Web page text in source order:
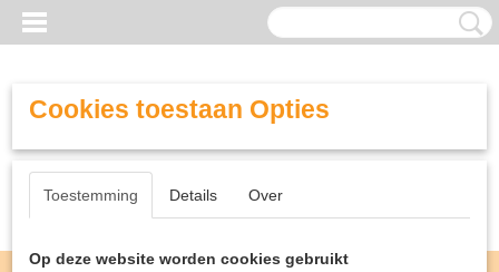
Cookies toestaan Opties
Toestemming Details Over
Op deze website worden cookies gebruikt